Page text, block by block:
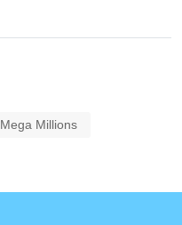
Mega Millions